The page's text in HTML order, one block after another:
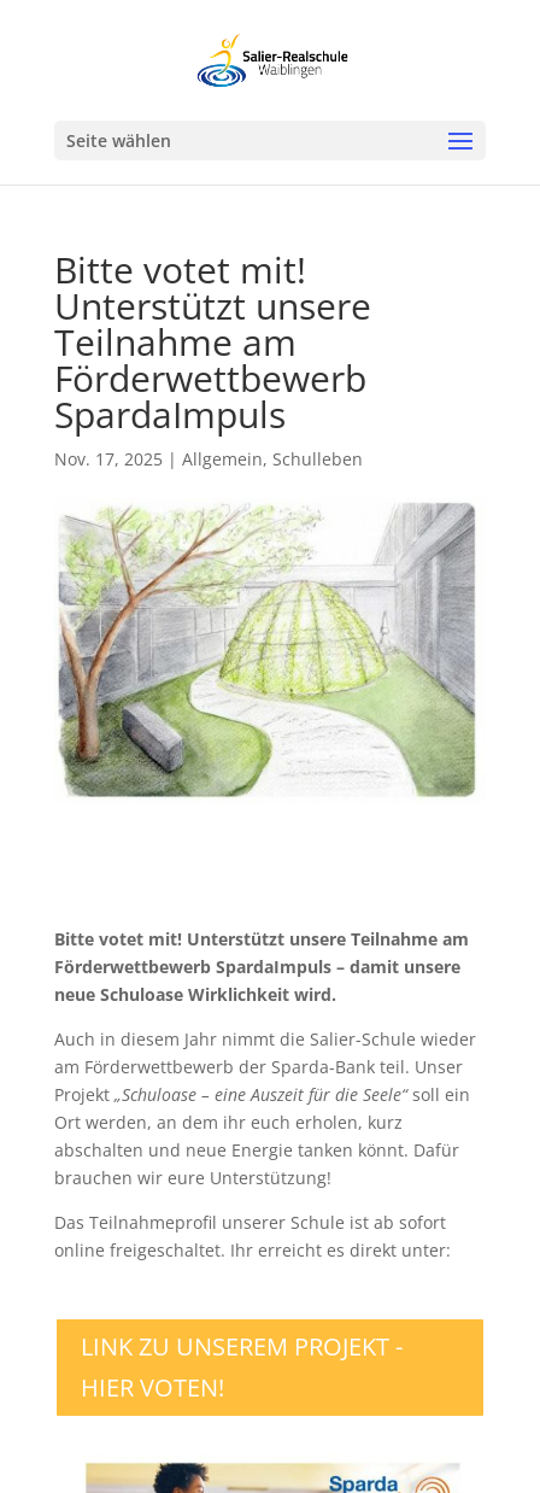
Seite wählen
Bitte votet mit!
Unterstützt unsere
Teilnahme am
Förderwettbewerb
SpardaImpuls
Nov. 17, 2025| Allgemein, Schulleben
Bitte votet mit! Unterstützt unsere Teilnahme am
Förderwettbewerb SpardaImpuls – damit unsere
neue Schuloase Wirklichkeit wird.
Auch in diesem Jahr nimmt die Salier-Schule wieder
am Förderwettbewerb der Sparda-Bank teil. Unser
Projekt „Schuloase – eine Auszeit für die Seele“soll ein
Ort werden, an dem ihr euch erholen, kurz
abschalten und neue Energie tanken könnt. Dafür
brauchen wir eure Unterstützung!
Das Teilnahmeprofil unserer Schule ist ab sofort
online freigeschaltet. Ihr erreicht es direkt unter:
LINK ZU UNSEREM PROJEKT -
HIER VOTEN!